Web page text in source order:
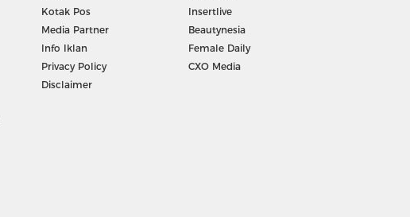
Kotak Pos
Media Partner
Info Iklan
Privacy Policy
Disclaimer
Insertlive
Beautynesia
Female Daily
CXO Media